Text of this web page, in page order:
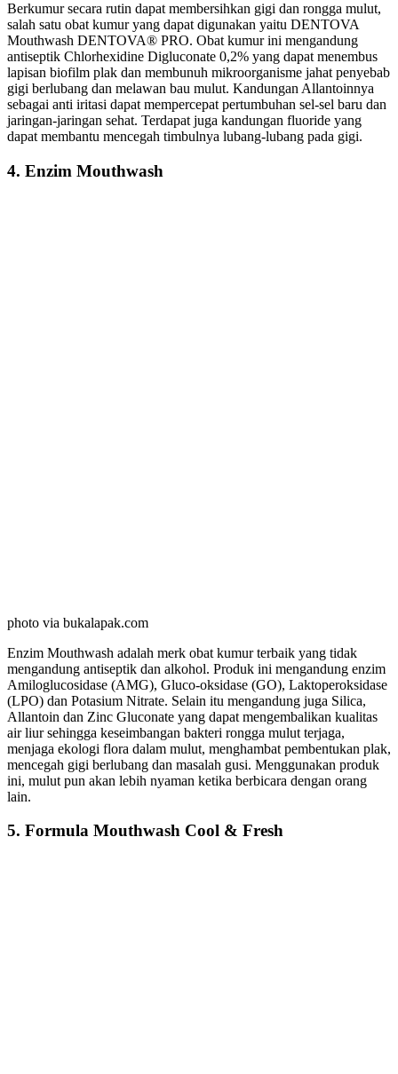
Berkumur secara rutin dapat membersihkan gigi dan rongga mulut,
salah satu obat kumur yang dapat digunakan yaitu DENTOVA
Mouthwash DENTOVA® PRO. Obat kumur ini mengandung
antiseptik Chlorhexidine Digluconate 0,2% yang dapat menembus
lapisan biofilm plak dan membunuh mikroorganisme jahat penyebab
gigi berlubang dan melawan bau mulut. Kandungan Allantoinnya
sebagai anti iritasi dapat mempercepat pertumbuhan sel-sel baru dan
jaringan-jaringan sehat. Terdapat juga kandungan fluoride yang
dapat membantu mencegah timbulnya lubang-lubang pada gigi.
4. Enzim Mouthwash
photo via bukalapak.com
Enzim Mouthwash adalah merk obat kumur terbaik yang tidak
mengandung antiseptik dan alkohol. Produk ini mengandung enzim
Amiloglucosidase (AMG), Gluco-oksidase (GO), Laktoperoksidase
(LPO) dan Potasium Nitrate. Selain itu mengandung juga Silica,
Allantoin dan Zinc Gluconate yang dapat mengembalikan kualitas
air liur sehingga keseimbangan bakteri rongga mulut terjaga,
menjaga ekologi flora dalam mulut, menghambat pembentukan plak,
mencegah gigi berlubang dan masalah gusi. Menggunakan produk
ini, mulut pun akan lebih nyaman ketika berbicara dengan orang
lain.
5. Formula Mouthwash Cool & Fresh